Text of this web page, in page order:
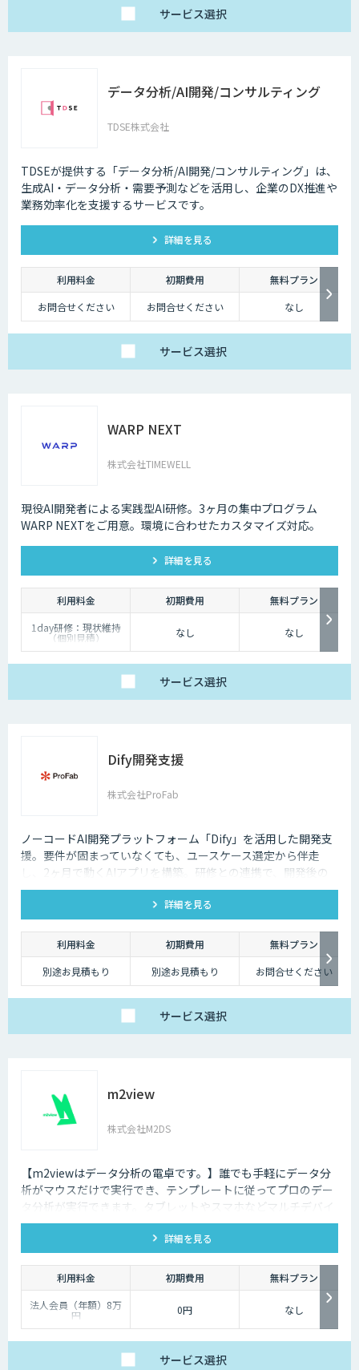
サービス選択
データ分析/AI開発/コンサルティング
TDSE株式会社
TDSEが提供する「データ分析/AI開発/コンサルティング」は、
生成AI・データ分析・需要予測などを活用し、企業のDX推進や
業務効率化を支援するサービスです。
詳細を見る
利用料金 初期費用
無料プラン
お問合せください
お問合せください なし
サービス選択
WARP NEXT
株式会社TIMEWELL
現役AI開発者による実践型AI研修。3ヶ月の集中プログラム
WARP NEXTをご用意。環境に合わせたカスタマイズ対応。
詳細を見る
利用料金 初期費用
無料プラン
1day研修：現状維持
（個別見積）
スタンダードプラン：
なし なし
サービス選択
Dify開発支援
株式会社ProFab
ノーコードAI開発プラットフォーム「Dify」を活用した開発支
援。要件が固まっていなくても、ユースケース選定から伴走
し、2ヶ月で動くAIアプリを構築。研修との連携で、開発後の
内製化・自走までサポートします。
詳細を見る
利用料金 初期費用
無料プラン
別途お見積もり
別途お見積もり お問合せください
サービス選択
m2view
株式会社M2DS
【m2viewはデータ分析の電卓です。】誰でも手軽にデータ分
析がマウスだけで実行でき、テンプレートに従ってプロのデー
タ分析が実行できます。タブレットやスマホなどマルチデバイ
ス対応で、ブラウザから利用できます。現状分析や需要予測な
ど高度なデータ分析があなたの社内で実現できます。
詳細を見る
利用料金 初期費用
無料プラン
法人会員（年額）8万
円 0円 なし
サービス選択